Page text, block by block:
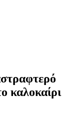
καλοκαίρι